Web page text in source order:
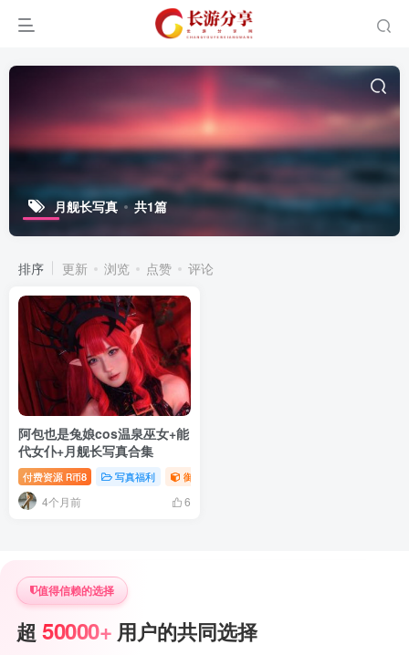
月舰长写真 共1篇
排序 更新 浏览 点赞 评论
阿包也是兔娘cos温泉巫女+能
代女仆+月舰长写真合集
付费资源 R币8 写真福利 御姐写真照片专题
4个月前 6
值得信赖的选择
超50000+ 用户的共同选择